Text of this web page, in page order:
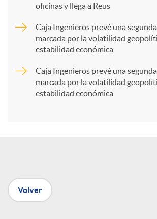
t
n
oficinas y llega a Reus
Caja Ingenieros prevé una
marcada por la volatilidad
estabilidad económica
Caja Ingenieros prevé una
marcada por la volatilidad
estabilidad económica
Volver